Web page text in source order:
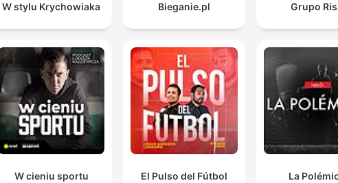
W stylu Krychowiaka Bieganie.pl Grupo
W cieniu sportu El Pulso del Fútbol La